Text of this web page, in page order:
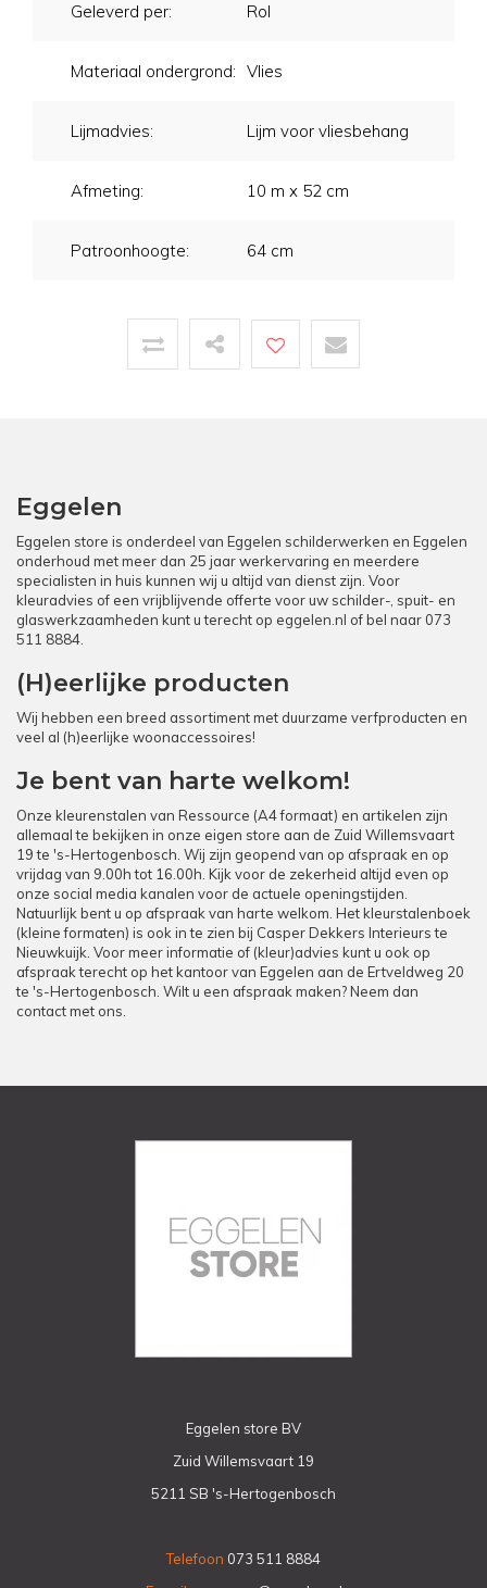
Geleverd per: Rol
Materiaal ondergrond: Vlies
Lijmadvies: Lijm voor vliesbehang
Afmeting: 10 m x 52 cm
Patroonhoogte: 64 cm
Eggelen
Eggelen store is onderdeel van Eggelen schilderwerken en Eggelen
onderhoud met meer dan 25 jaar werkervaring en meerdere
specialisten in huis kunnen wij u altijd van dienst zijn. Voor
kleuradvies of een vrijblijvende offerte voor uw schilder-, spuit- en
glaswerkzaamheden kunt u terecht op eggelen.nl of bel naar 073
511 8884.
(H)eerlijke producten
Wij hebben een breed assortiment met duurzame verfproducten en
veel al (h)eerlijke woonaccessoires!
Je bent van harte welkom!
Onze kleurenstalen van Ressource (A4 formaat) en artikelen zijn
allemaal te bekijken in onze eigen store aan de Zuid Willemsvaart
19 te 's-Hertogenbosch. Wij zijn geopend van op afspraak en op
vrijdag van 9.00h tot 16.00h. Kijk voor de zekerheid altijd even op
onze social media kanalen voor de actuele openingstijden.
Natuurlijk bent u op afspraak van harte welkom. Het kleurstalenboek
(kleine formaten) is ook in te zien bij Casper Dekkers Interieurs te
Nieuwkuijk. Voor meer informatie of (kleur)advies kunt u ook op
afspraak terecht op het kantoor van Eggelen aan de Ertveldweg 20
te 's-Hertogenbosch. Wilt u een afspraak maken? Neem dan
contact met ons.
Eggelen store BV
Zuid Willemsvaart 19
5211 SB 's-Hertogenbosch
Telefoon 073 511 8884